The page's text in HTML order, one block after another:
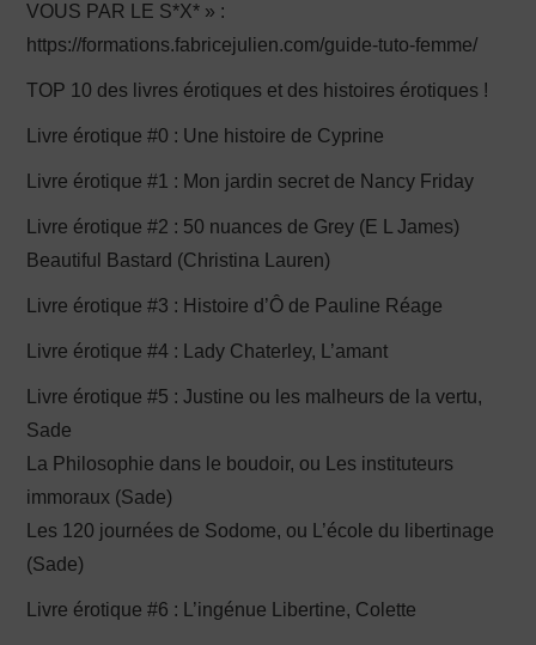
VOUS PAR LE S*X* » :
https://formations.fabricejulien.com/guide-tuto-femme/
TOP 10 des livres érotiques et des histoires érotiques !
Livre érotique #0 : Une histoire de Cyprine
Livre érotique #1 : Mon jardin secret de Nancy Friday
Livre érotique #2 : 50 nuances de Grey (E L James)
Beautiful Bastard (Christina Lauren)
Livre érotique #3 : Histoire d’Ô de Pauline Réage
Livre érotique #4 : Lady Chaterley, L’amant
Livre érotique #5 : Justine ou les malheurs de la vertu,
Sade
La Philosophie dans le boudoir, ou Les instituteurs
immoraux (Sade)
Les 120 journées de Sodome, ou L’école du libertinage
(Sade)
Livre érotique #6 : L’ingénue Libertine, Colette